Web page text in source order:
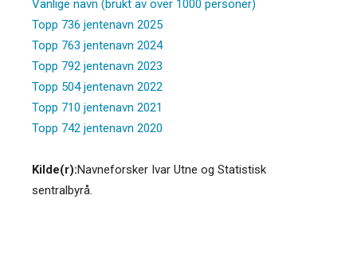
Vanlige navn (brukt av over 1000 personer)
Topp 736 jentenavn 2025
Topp 763 jentenavn 2024
Topp 792 jentenavn 2023
Topp 504 jentenavn 2022
Topp 710 jentenavn 2021
Topp 742 jentenavn 2020
Kilde(r):Navneforsker Ivar Utne og Statistisk
sentralbyrå.